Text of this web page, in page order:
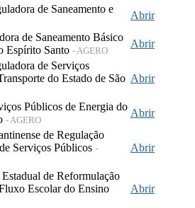
de Saneamento e
Abrir
de Saneamento Básico
Espírito Santo - AGERO
Abrir
de Serviços
do Estado de São Abrir
Públicos de Energia do
- AGERO
Abrir
de Regulação
Serviços Públicos -
Abrir
de Reformulação
Escolar do Ensino
Abrir